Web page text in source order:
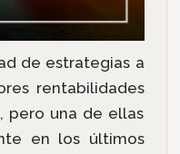
de estrategias a
rentabilidades
pero una de ellas
en los últimos